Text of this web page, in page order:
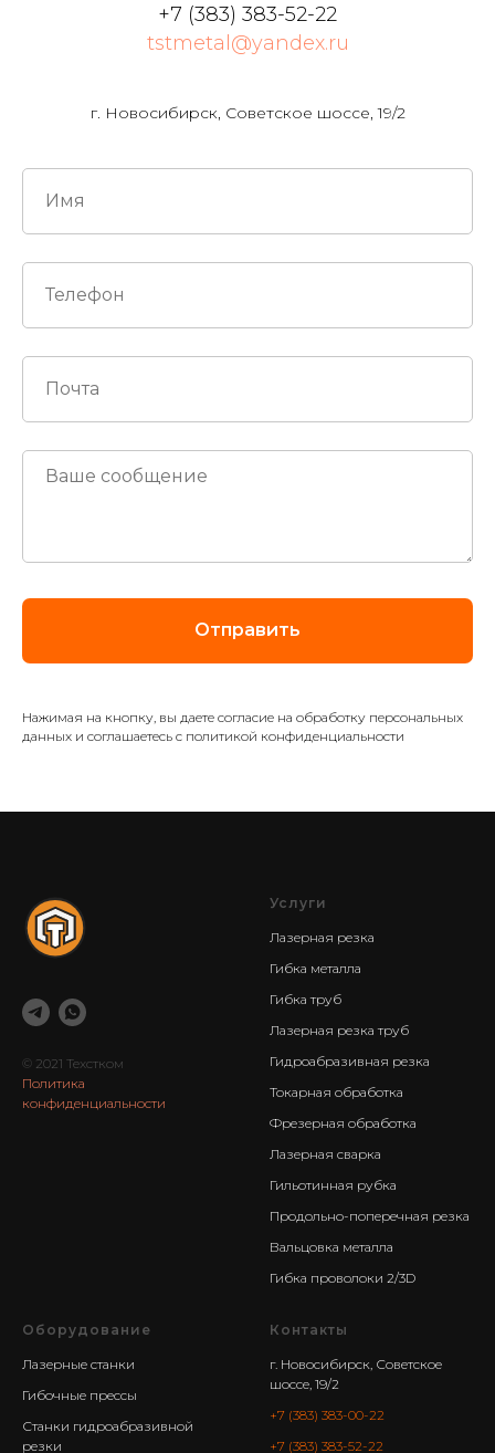
+7 (383) 383-52-22
tstmetal@yandex.ru
г. Новосибирск, Советское шоссе, 19/2
Отправить
Нажимая на кнопку, вы даете согласие на обработку персональных
данных и соглашаетесь c политикой конфиденциальности
© 2021 Техстком
Политика
конфиденциальности
Услуги
Лазерная резка
Гибка металла
Гибка труб
Лазерная резка труб
Гидроабразивная резка
Токарная обработка
Фрезерная обработка
Лазерная сварка
Гильотинная рубка
Продольно-поперечная резка
Вальцовка металла
Гибка проволоки 2/3D
Оборудование
Лазерные станки
Гибочные прессы
Станки гидроабразивной
резки
Контакты
г. Новосибирск, Советское
шоссе, 19/2
+7 (383) 383-00-22
+7 (383) 383-52-22